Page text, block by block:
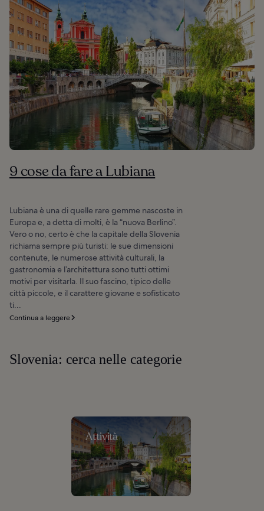
9 cose da fare a Lubiana
Lubiana è una di quelle rare gemme nascoste in
Europa e, a detta di molti, è la “nuova Berlino”.
Vero o no, certo è che la capitale della Slovenia
richiama sempre più turisti: le sue dimensioni
contenute, le numerose attività culturali, la
gastronomia e l’architettura sono tutti ottimi
motivi per visitarla. Il suo fascino, tipico delle
città piccole, e il carattere giovane e sofisticato
ti...
Continua a leggere
Slovenia: cerca nelle categorie
Attività